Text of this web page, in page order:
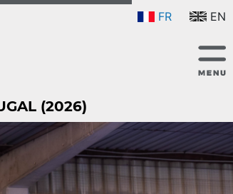
FR EN
(2026)